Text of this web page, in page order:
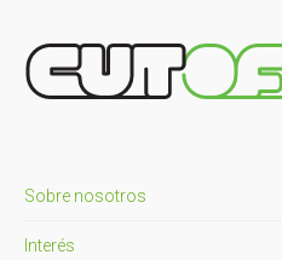
Sobre nosotros
Interés